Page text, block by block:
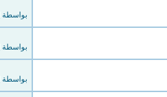
بواسطة
بواسطة
بواسطة